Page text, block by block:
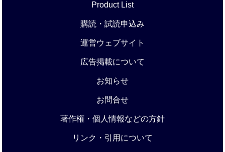
Product List
購読・試読申込み
運営ウェブサイト
広告掲載について
お知らせ
お問合せ
著作権・個人情報などの方針
リンク・引用について